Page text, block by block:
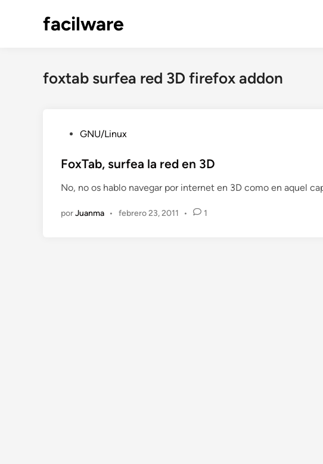
facilware
foxtab surfea red 3D firefox addon
b
i
a
GNU/Linux
FoxTab, surfea la red en 3D
No, no os hablo navegar por internet en 3D como en aquel
porJuanma • febrero 23, 2011 • 1